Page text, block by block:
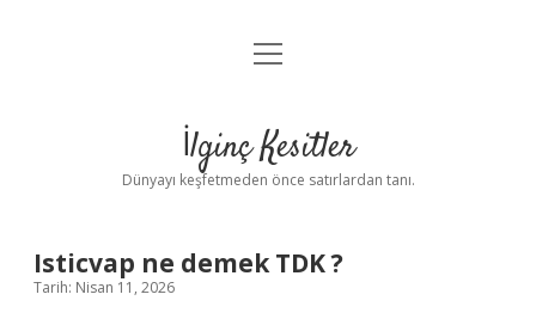
Anasayfa
Yasal Uyarı
menüyü
İlginç Kesitler
Dünyayı keşfetmeden önce satırlardan tanı.
Isticvap ne demek TDK ?
Tarih: Nisan 11, 2026